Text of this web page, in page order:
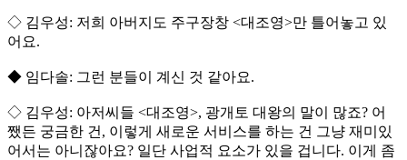
◇ 김우성: 저희 아버지도 주구장창 <대조영>만 틀어놓고 있
어요.
◆ 임다솔: 그런 분들이 계신 것 같아요.
◇ 김우성: 아저씨들 <대조영>, 광개토 대왕의 말이 많죠? 어
쨌든 궁금한 건, 이렇게 새로운 서비스를 하는 건 그냥 재미있
어서는 아니잖아요? 일단 사업적 요소가 있을 겁니다. 이게 좀